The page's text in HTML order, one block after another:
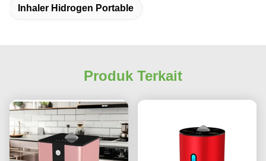
Inhaler Hidrogen Portable
Produk Terkait